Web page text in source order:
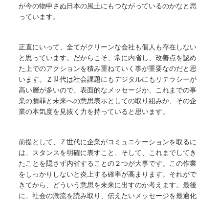
が今の物申さぬ日本の風土にもつながっているのかなと思
っています。
正直にいって、全てがクリーンな会社も個人も存在しない
と思っています。だからこそ、常に内省し、改善点を認め
た上でのアクションを積み重ねていく事が重要なのだと思
います。Ｚ世代は社会課題にもデジタルにもリテラシーが
高い層が多いので、表面的なメッセージか、これまでの事
業の贖罪と未来への意思表示としての取り組みか、その企
業の本気度を見抜く力を持っていると思います。
前提として、Ｚ世代に企業がコミュニケーションを取るに
は、スタンスを明確に表すこと、そして、これまでしてき
たことを隠さず内省することの２つが大事です。この作業
をしっかりしないと炎上する確率が高まります。それがで
きてから、どういう意思を未来に出すのか考えます。最後
に、社会の潮流を読み取り、伝えたいメッセージを最適化